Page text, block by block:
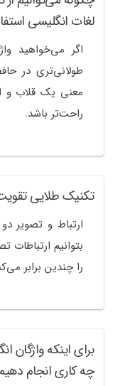
لغات انگلیسی
اگر می‌خواهید
طولانی‌تری در
معنی یک قلاب و
راحت‌تر باشد.
تکنیک طلایی
ارتباط و تصویر
بتوانیم
را چندین برابر
برای اینکه واژگان
چه کاری انجام